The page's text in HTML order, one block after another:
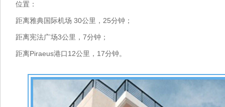
位置：
距离雅典国际机场 30公里， 25分钟；
距离宪法广场3公里， 7分钟；
距离Piraeus港口 12公里， 17分钟。